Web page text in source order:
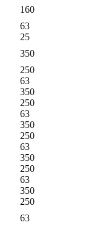
160
63
25
350
250
63
350
250
63
350
250
63
350
250
63
350
250
63